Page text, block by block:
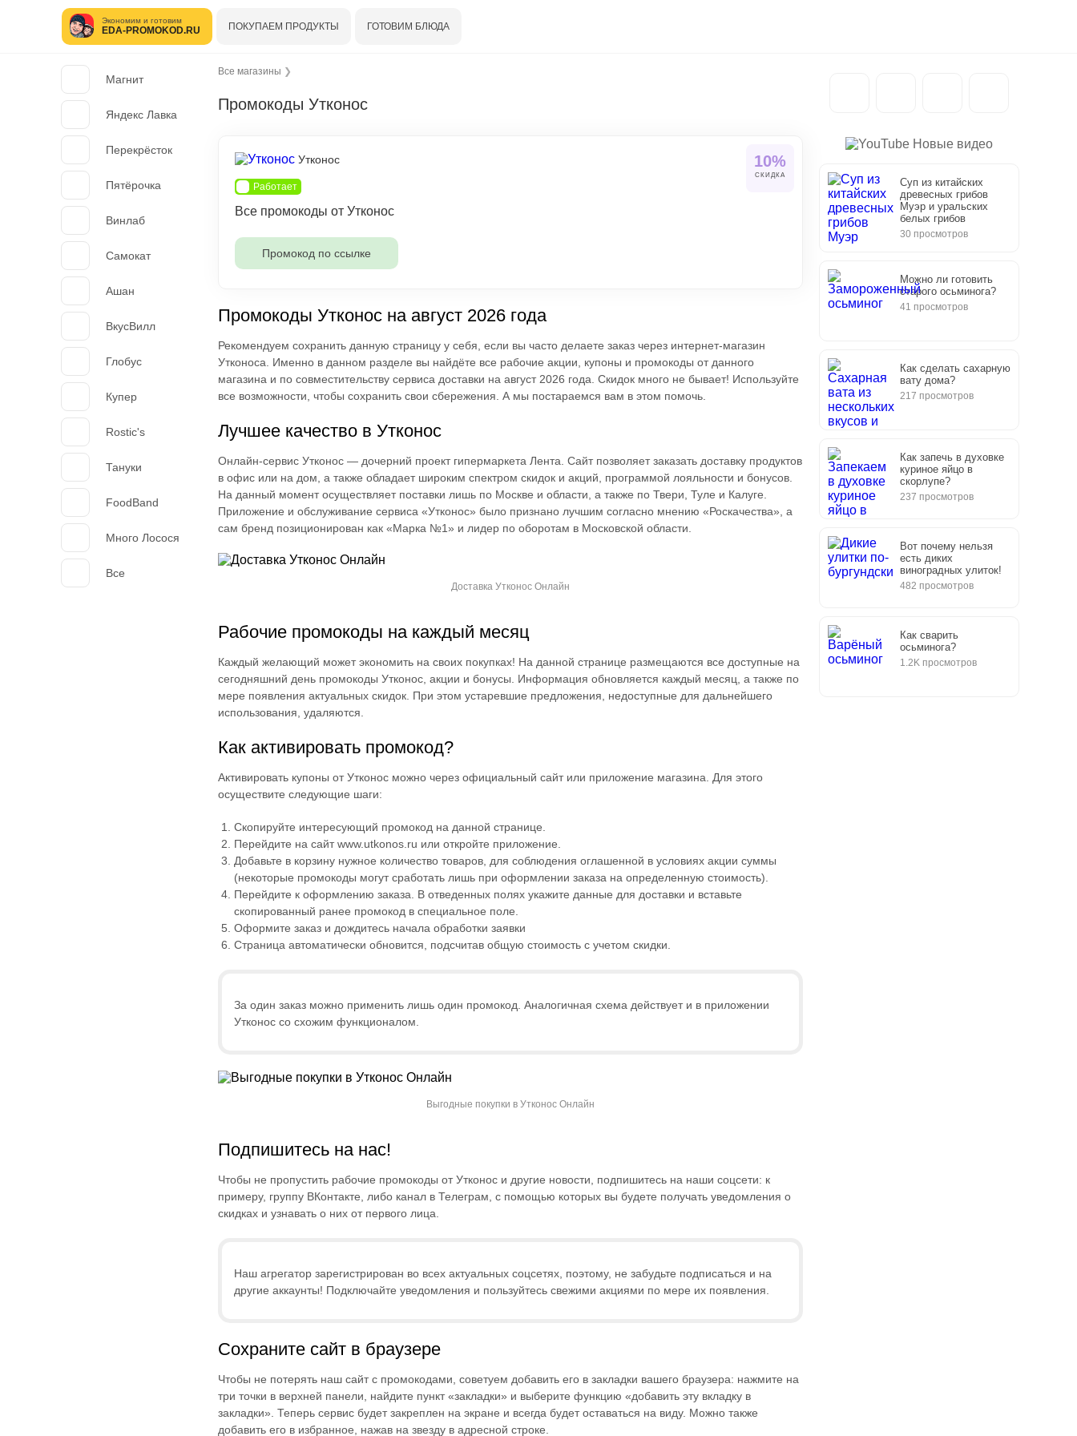
Экономим и готовим
EDA-PROMOKOD.RU ПОКУПАЕМ ПРОДУКТЫ ГОТОВИМ БЛЮДА
Магнит
Яндекс Лавка
Перекрёсток
Пятёрочка
Винлаб
Самокат
Ашан
ВкусВилл
Глобус
Купер
Rostic's
Тануки
FoodBand
Много Лосося
Все
Все магазины ❯
Промокоды Утконос
Утконос 10%
СКИДКА
Работает
Все промокоды от Утконос
Промокод по ссылке
Промокоды Утконос на август 2026 года
Рекомендуем сохранить данную страницу у себя, если вы часто делаете заказ через интернет-магазин
Утконоса. Именно в данном разделе вы найдёте все рабочие акции, купоны и промокоды от данного
магазина и по совместительству сервиса доставки на август 2026 года. Скидок много не бывает! Используйте
все возможности, чтобы сохранить свои сбережения. А мы постараемся вам в этом помочь.
Лучшее качество в Утконос
Онлайн-сервис Утконос — дочерний проект гипермаркета Лента. Сайт позволяет заказать доставку продуктов
в офис или на дом, а также обладает широким спектром скидок и акций, программой лояльности и бонусов.
На данный момент осуществляет поставки лишь по Москве и области, а также по Твери, Туле и Калуге.
Приложение и обслуживание сервиса «Утконос» было признано лучшим согласно мнению «Роскачества», а
сам бренд позиционирован как «Марка №1» и лидер по оборотам в Московской области.
Доставка Утконос Онлайн
Рабочие промокоды на каждый месяц
Каждый желающий может экономить на своих покупках! На данной странице размещаются все доступные на
сегодняшний день промокоды Утконос, акции и бонусы. Информация обновляется каждый месяц, а также по
мере появления актуальных скидок. При этом устаревшие предложения, недоступные для дальнейшего
использования, удаляются.
Как активировать промокод?
Активировать купоны от Утконос можно через официальный сайт или приложение магазина. Для этого
осуществите следующие шаги:
Скопируйте интересующий промокод на данной странице.
Перейдите на сайт www.utkonos.ru или откройте приложение.
Добавьте в корзину нужное количество товаров, для соблюдения оглашенной в условиях акции суммы
(некоторые промокоды могут сработать лишь при оформлении заказа на определенную стоимость).
Перейдите к оформлению заказа. В отведенных полях укажите данные для доставки и вставьте
скопированный ранее промокод в специальное поле.
Оформите заказ и дождитесь начала обработки заявки
Страница автоматически обновится, подсчитав общую стоимость с учетом скидки.
За один заказ можно применить лишь один промокод. Аналогичная схема действует и в приложении
Утконос со схожим функционалом.
Выгодные покупки в Утконос Онлайн
Подпишитесь на нас!
Чтобы не пропустить рабочие промокоды от Утконос и другие новости, подпишитесь на наши соцсети: к
примеру, группу ВКонтакте, либо канал в Телеграм, с помощью которых вы будете получать уведомления о
скидках и узнавать о них от первого лица.
Наш агрегатор зарегистрирован во всех актуальных соцсетях, поэтому, не забудьте подписаться и на
другие аккаунты! Подключайте уведомления и пользуйтесь свежими акциями по мере их появления.
Сохраните сайт в браузере
Чтобы не потерять наш сайт с промокодами, советуем добавить его в закладки вашего браузера: нажмите на
три точки в верхней панели, найдите пункт «закладки» и выберите функцию «добавить эту вкладку в
закладки». Теперь сервис будет закреплен на экране и всегда будет оставаться на виду. Можно также
добавить его в избранное, нажав на звезду в адресной строке.
Новые видео
Суп из китайских
древесных грибов
Муэр и уральских
белых грибов
30 просмотров
Можно ли готовить
старого осьминога?
41 просмотров
Как сделать сахарную
вату дома?
217 просмотров
Как запечь в духовке
куриное яйцо в
скорлупе?
237 просмотров
Вот почему нельзя
есть диких
виноградных улиток!
482 просмотров
Как сварить
осьминога?
1.2K просмотров